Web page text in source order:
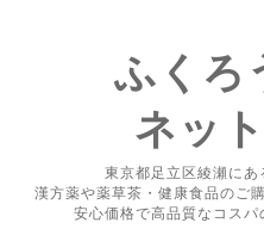
ふくろ
ネッ
東京都足立区綾瀬にあ
漢方薬や薬草茶・健康食品のご
安心価格で高品質なコスパ